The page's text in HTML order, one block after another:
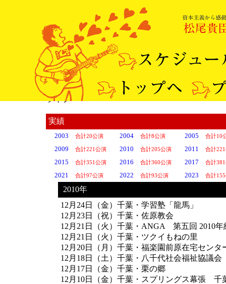
ライブ
実績
2003 合計20公演 2004 合計8公演 2005 合計10
2009 合計221公演 2010 合計205公演 2011 合計
2015 合計351公演 2016 合計360公演 2017 合計
2021 合計97公演 2022 合計93公演 2023 合計
2010年
12月24日（金）千葉・学習塾「龍馬」
12月23日（祝）千葉・佐原教会
12月21日（火）千葉・ANGA 第五回 2010年
12月21日（火）千葉・ツクイもねの里
12月20日（月）千葉・福楽園前原在宅センタ
12月18日（土）千葉・八千代社会福祉協議
12月17日（金）千葉・栗の郷
12月10日（金）千葉・スプリングス幕張 千